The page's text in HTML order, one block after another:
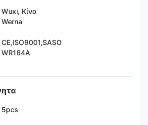
Wuxi, Κίνα
Werna
CE,ISO9001,SASO
WR164A
5pcs